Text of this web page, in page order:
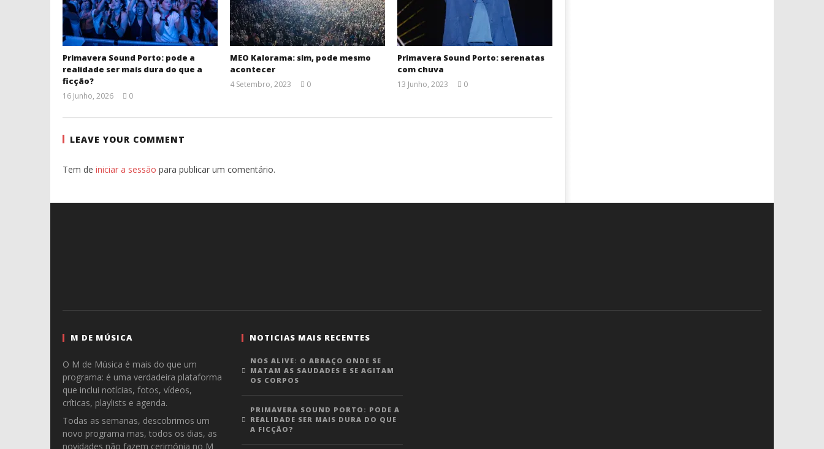
Primavera Sound Porto: pode a
realidade ser mais dura do que a
ficção?
16 Junho, 2026
Ventura
0
MEO Kalorama: sim, pode mesmo
acontecer
4 Setembro, 2023
0
Primavera Sound Porto: serenatas
com chuva
13 Junho, 2023
0
LEAVE YOUR COMMENT
Tem de iniciar a sessão para publicar um comentário.
M DE MÚSICA
O M de Música é mais do que um
programa: é uma verdadeira plataforma
que inclui notícias, fotos, vídeos,
críticas, playlists e agenda.
Todas as semanas, descobrimos um
novo programa mas, todos os dias, as
novidades não fazem cerimónia no M
NOTICIAS MAIS RECENTES
NOS ALIVE: O ABRAÇO ONDE SE
MATAM AS SAUDADES E SE AGITAM
OS CORPOS
PRIMAVERA SOUND PORTO: PODE A
REALIDADE SER MAIS DURA DO QUE
A FICÇÃO?